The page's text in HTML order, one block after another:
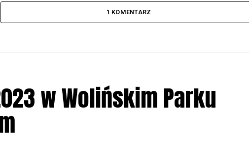
1 KOMENTARZ
w Wolińskim Parku